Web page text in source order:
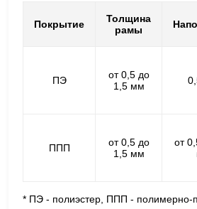
Покрытие
Толщина
рамы
ПЭ
от 0,5 до
1,5 мм
ППП
от 0,5 до
1,5 мм
от
* ПЭ - полиэстер, ППП - полимерно-